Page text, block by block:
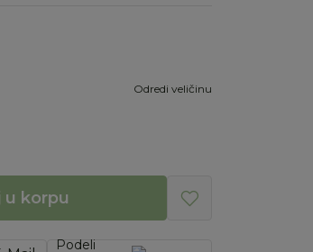
Odredi veličinu
u korpu
Podeli